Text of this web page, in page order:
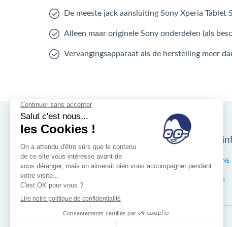
De meeste jack aansluiting Sony Xperia
Alleen maar originele Sony onderdelen (als
Vervangingsapparaat als de herstelling meer
Nos magasins
ELSENE
LIÈGE